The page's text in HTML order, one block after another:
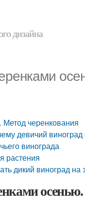
дизайна
черенкования
девичий
винограда
растения
дикий виноград на